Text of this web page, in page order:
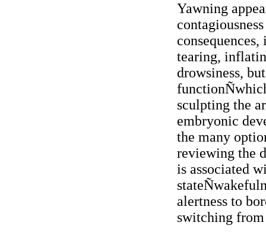
Yawning
tearing,
drowsiness,
sculpting the
embryonic
the many
reviewing the
is associated
alertness to
switching